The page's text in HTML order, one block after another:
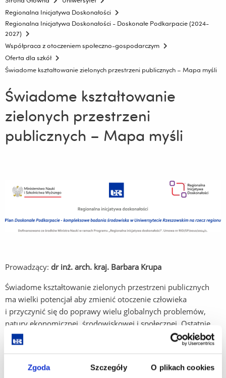
Zgoda Szczegóły O plikach cookies
Regionalna Inicjatywa Doskonałości
Regionalna Inicjatywa Doskonałości - Doskonałe Podkarpacie (2024-
2027)
Współpraca z otoczeniem społeczno-gospodarczym
Oferta dla szkół
Świadome kształtowanie zielonych przestrzeni publicznych – Mapa myśli
Świadome kształtowanie
zielonych przestrzeni
publicznych – Mapa myśli
Prowadzący: dr inż. arch. kraj. Barbara Krupa
Świadome kształtowanie zielonych przestrzeni publicznych
ma wielki potencjał aby zmienić otoczenie człowieka
i przyczynić się do poprawy wielu globalnych problemów,
natury ekonomicznej, środowiskowej i społecznej. Ostatnie
lata przyniosły zmianę nastawienia społeczeństwa do
kształtowania zielonych przestrzeni publicznych w mieście.
przestrzeń terenu zieleni. Warto konstruktywnie